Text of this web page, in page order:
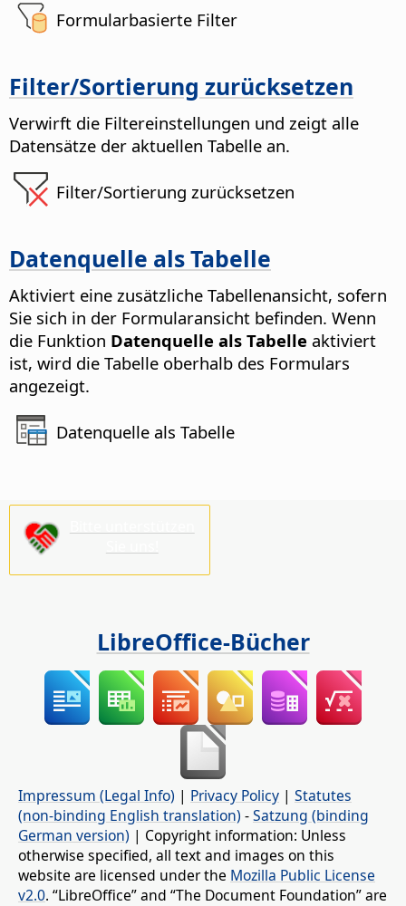
Formularbasierte Filter
Filter/Sortierung zurücksetzen
Verwirft die Filtereinstellungen und zeigt alle
Datensätze der aktuellen Tabelle an.
Filter/Sortierung zurücksetzen
Datenquelle als Tabelle
Aktiviert eine zusätzliche Tabellenansicht, sofern
Sie sich in der Formularansicht befinden. Wenn
die Funktion Datenquelle als Tabelle aktiviert
ist, wird die Tabelle oberhalb des Formulars
angezeigt.
Datenquelle als Tabelle
LibreOffice-Bücher
Impressum (Legal Info) | Privacy Policy | Statutes
(non-binding English translation) -Satzung (binding
German version) | Copyright information: Unless
otherwise specified, all text and images on this
website are licensed under the Mozilla Public License
v2.0. “LibreOffice” and “The Document Foundation” are